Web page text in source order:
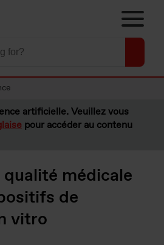
artificielle. Veuillez vous
pour accéder au contenu
médicale
de
vitro